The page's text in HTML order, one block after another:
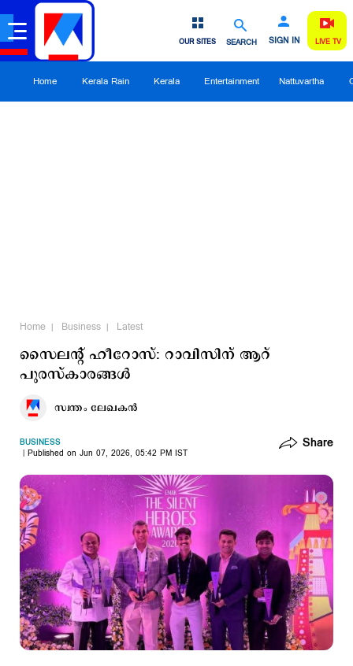
SEARCH SIGN IN
OUR SITES LIVE TV
Home Kerala Rain Kerala Entertainment Nattuvartha
Home Business Latest
സൈലന്‍റ് ഹീറോസ്: റാവിസിന് ആറ്
പുരസ്‌കാരങ്ങൾ
സ്വന്തം ലേഖകൻ
BUSINESS
Published on Jun 07, 2026, 05:42 PM IST
Share